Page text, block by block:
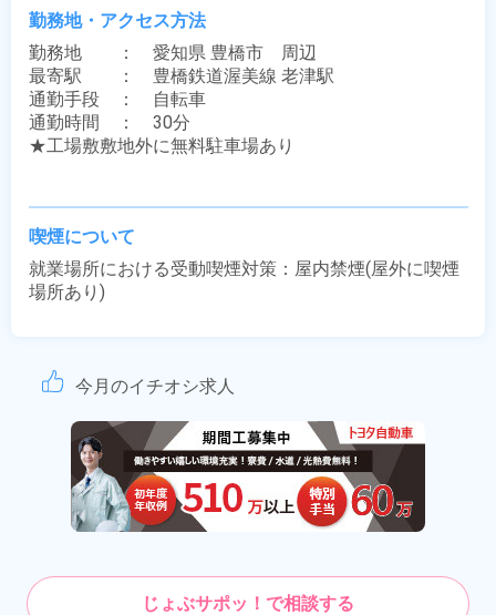
勤務地・アクセス方法
勤務地　　：　愛知県 豊橋市　周辺
最寄駅　　：　豊橋鉄道渥美線 老津駅
通勤手段　：　自転車
通勤時間　：　30分
★工場敷敷地外に無料駐車場あり
喫煙について
就業場所における受動喫煙対策：屋内禁煙(屋外に喫煙
場所あり)
今月のイチオシ求人
じょぶサポッ！で相談する